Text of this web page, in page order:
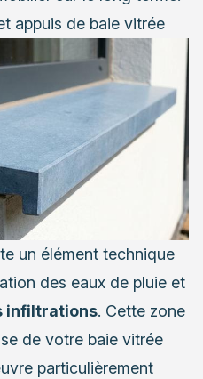
appuis de baie vitrée
un élément technique
des eaux de pluie et
infiltrations. Cette zone
de votre baie vitrée
particulièrement